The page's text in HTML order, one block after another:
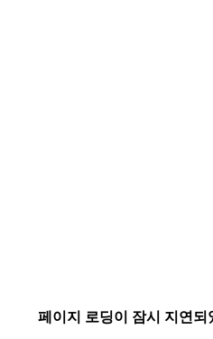
페이지 로딩이 잠시 지연